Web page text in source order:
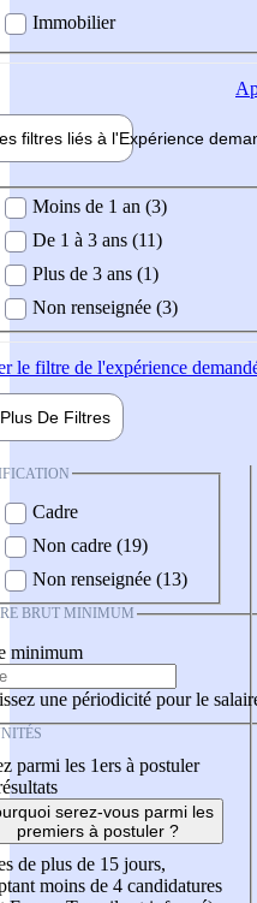
Immobilier
filtres liés à l'Expérience
demandée
Moins de 1 an (3)
De 1 à 3 ans (11)
Plus de 3 ans (1)
Non renseignée (3)
le filtre de l'expérience
Plus De Filtres
Cadre
Non cadre (19)
Non renseignée (13)
BRUT MINIMUM
minimum
une périodicité pour le
parmi les 1ers à postuler
serez-vous parmi les
premiers à postuler ?
de plus de 15 jours,
moins de 4 candidatures